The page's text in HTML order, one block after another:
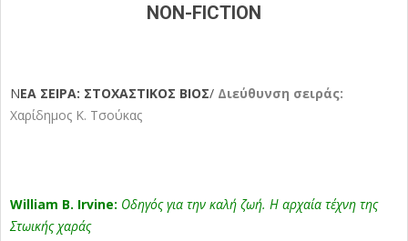
NON-FICTION
ΝΕΑ ΣΕΙΡΑ: ΣΤΟΧΑΣΤΙΚΟΣ ΒΙΟΣ/ Διεύθυνση σειράς:
Χαρίδημος Κ. Τσούκας
William B. Irvine: Οδηγός για την καλή ζωή. Η αρχαία τέχνη της
Στωικής χαράς